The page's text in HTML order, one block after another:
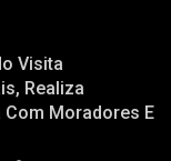
Visita
Realiza
Com Moradores E